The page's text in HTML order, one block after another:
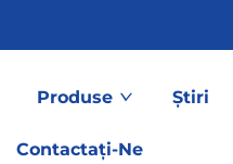
Produse Știri
Contactați-Ne